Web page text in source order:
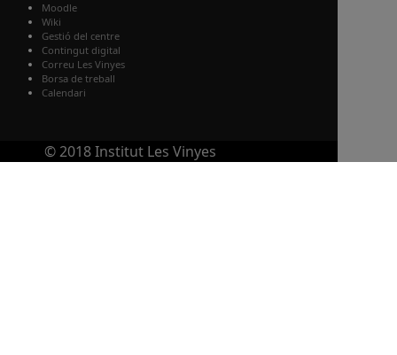
Moodle
Wiki
Gestió del centre
Contingut digital
Correu Les Vinyes
Borsa de treball
Calendari
© 2018 Institut Les Vinyes